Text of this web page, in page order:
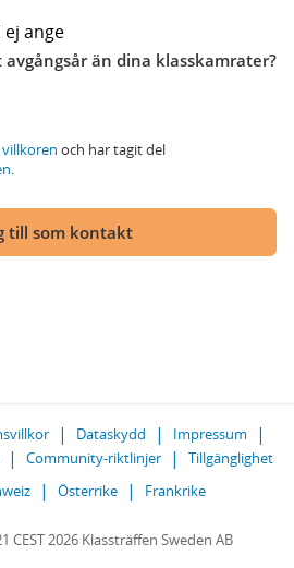
ej ange
än dina klasskamrater?
och har tagit del
.
till som kontakt
Dataskydd
Impressum
Community-riktlinjer
Tillgänglighet
Österrike Frankrike
CEST 2026 Klassträffen Sweden AB